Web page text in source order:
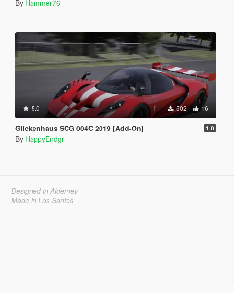
By Hammer76
5.0 502 16
Glickenhaus SCG 004C 2019 [Add-On] 1.0
By HappyEndgr
Designed in Alderney
Made in Los Santos